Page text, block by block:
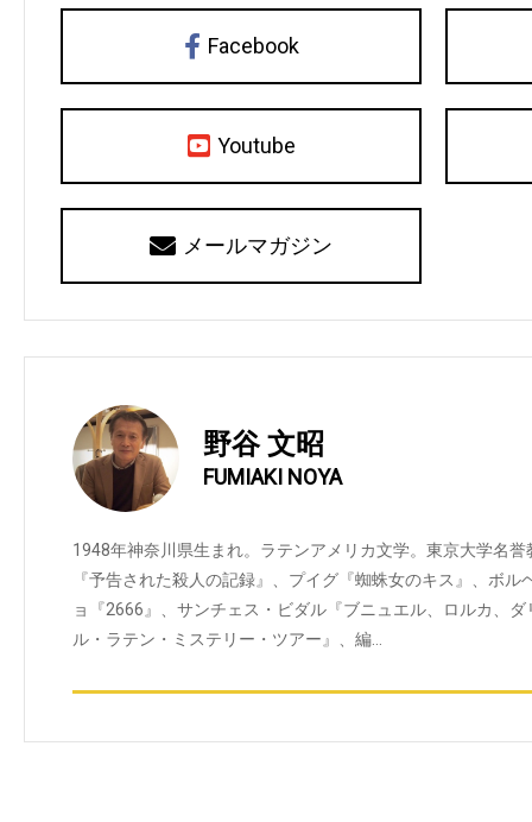
Facebook
Youtube
メールマガジン
野谷 文昭
FUMIAKI NOYA
1948年神奈川県生まれ。ラテンアメリカ文学。東京大学名
『予告された殺人の記録』、プイグ『蜘蛛女のキス』、ボ
ョ『2666』、サンチェス・ビダル『ブニュエル、ロルカ、
ル・ラテン・ミステリー・ツアー』、編…